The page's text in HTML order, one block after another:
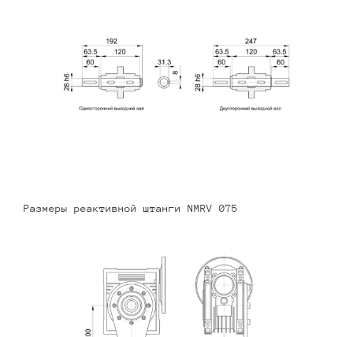
Размеры реактивной штанги NMRV 075